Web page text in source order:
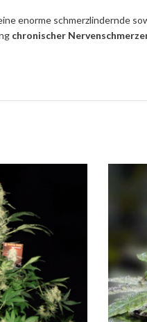
enorme schmerzlindernde
chronischer